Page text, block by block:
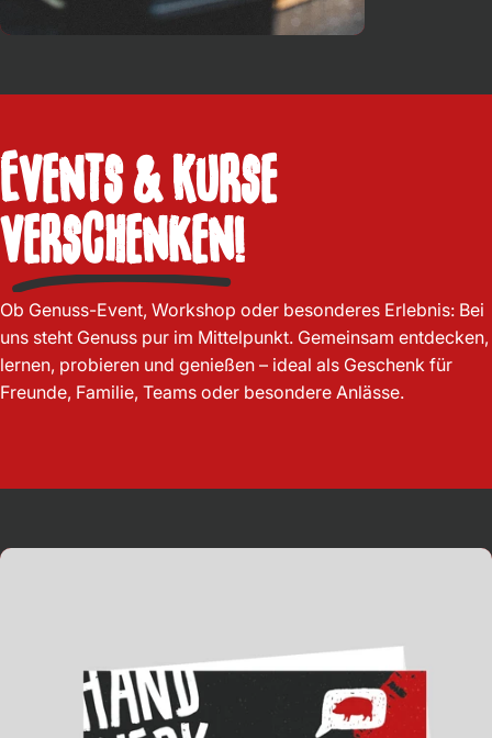
Events & Kurse
verschenken!
Ob Genuss-Event, Workshop oder besonderes Erlebnis: Bei
uns steht Genuss pur im Mittelpunkt. Gemeinsam entdecken,
lernen, probieren und genießen – ideal als Geschenk für
Freunde, Familie, Teams oder besondere Anlässe.